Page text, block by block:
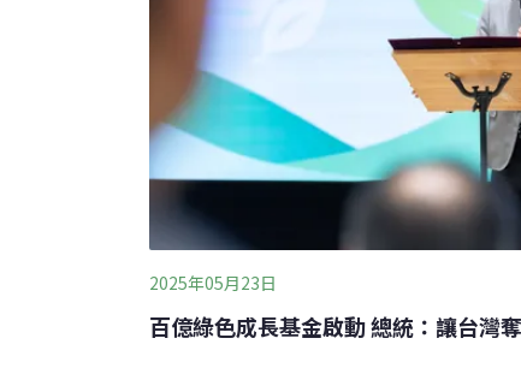
2025年05月23日
百億綠色成長基金啟動 總統：讓台灣